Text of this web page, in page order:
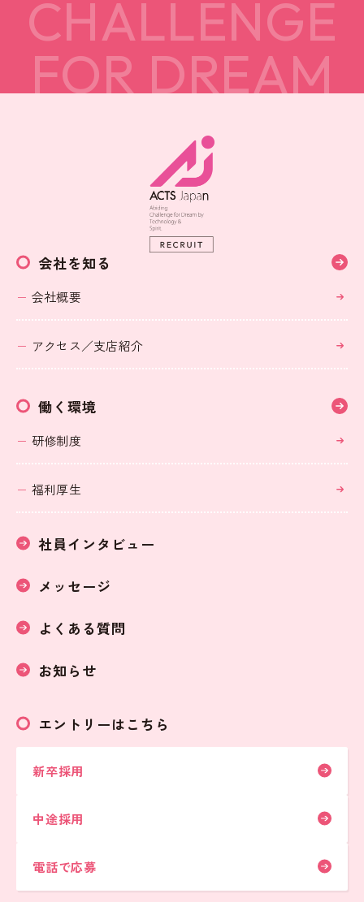
会社を知る
会社概要
アクセス／支店紹介
働く環境
研修制度
福利厚生
社員インタビュー
メッセージ
よくある質問
お知らせ
エントリーはこちら
新卒採用
中途採用
電話で応募